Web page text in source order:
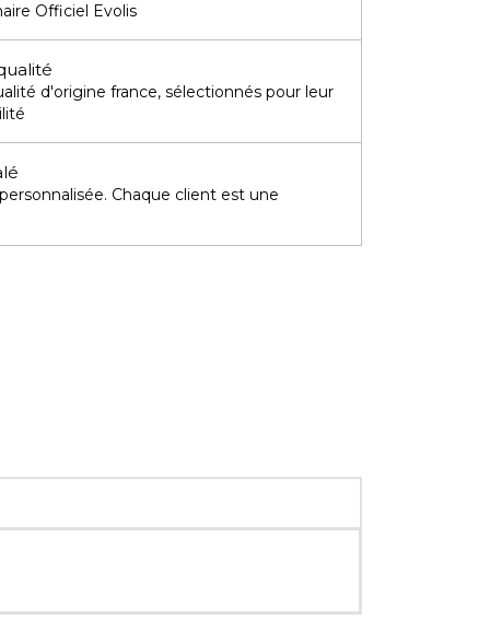
Officiel Evolis
d'origine france, sélectionnés pour leur
Chaque client est une